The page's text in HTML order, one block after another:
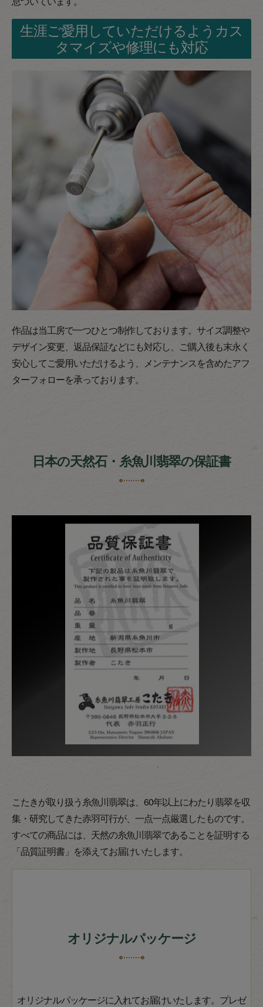
生涯ご愛用していただけるようカス
タマイズや修理にも対応
作品は当工房で一つひとつ制作しております。サイズ調整や
デザイン変更、返品保証などにも対応し、ご購入後も末永く
安心してご愛用いただけるよう、メンテナンスを含めたアフ
ターフォローを承っております。
日本の天然石・糸魚川翡翠の保証書
こたきが取り扱う糸魚川翡翠は、60年以上にわたり翡翠を収
集・研究してきた赤羽可行が、一点一点厳選したものです。
すべての商品には、天然の糸魚川翡翠であることを証明する
「品質証明書」を添えてお届けいたします。
オリジナルパッケージ
オリジナルパッケージに入れてお届けいたします。プレゼ